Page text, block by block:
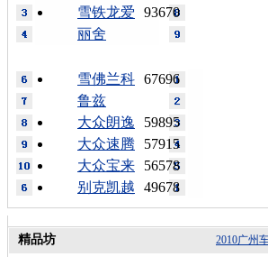
93670
雪铁龙爱
丽舍
67696
雪佛兰科
鲁兹
59895
大众朗逸
57915
大众速腾
56578
大众宝来
49678
别克凯越
2010广州
精品坊